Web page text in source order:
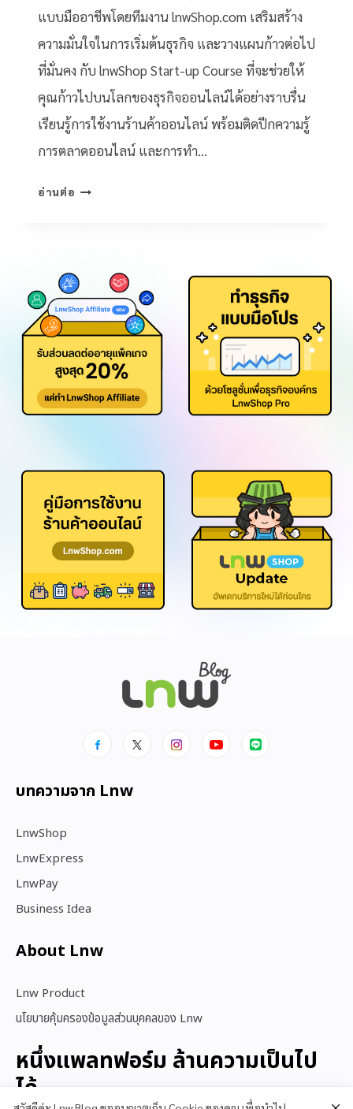
แบบมืออาชีพโดยทีมงาน lnwShop.com เสริมสร้าง
ความมั่นใจในการเริ่มต้นธุรกิจ และวางแผนก้าวต่อไป
ที่มั่นคง กับ lnwShop Start-up Course ที่จะช่วยให้
คุณก้าวไปบนโลกของธุรกิจออนไลน์ได้อย่างราบรื่น
เรียนรู้การใช้งานร้านค้าออนไลน์ พร้อมติดปีกความรู้
การตลาดออนไลน์ และการทำ…
อ่านต่อ
บทความจาก Lnw
LnwShop
LnwExpress
LnwPay
Business Idea
About Lnw​
Lnw Product
นโยบายคุ้มครองข้อมูลส่วนบุคคลของ Lnw
หนึ่งแพลทฟอร์ม ล้านความเป็นไป
ได้